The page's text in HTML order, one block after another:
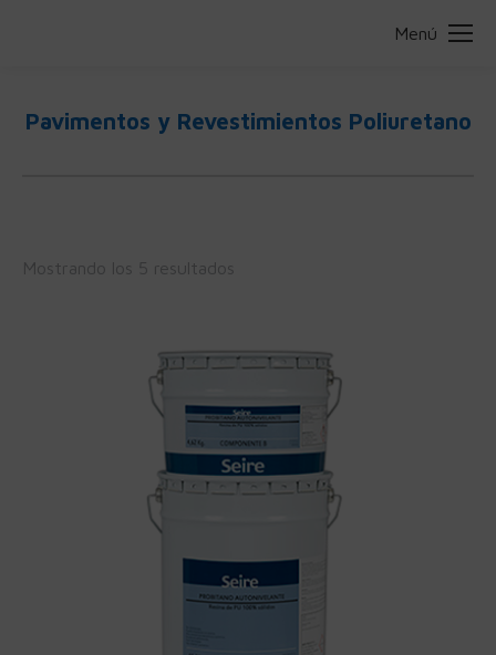
Menú
Pavimentos y Revestimientos Poliuretano
Mostrando los 5 resultados